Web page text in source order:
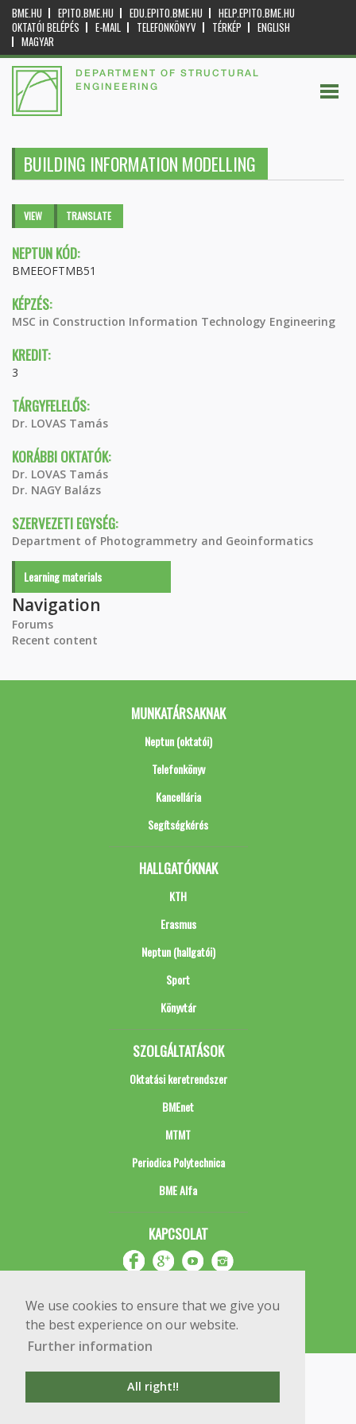
We use cookies to ensure that we give you
the best experience on our website.
Further information
All right!!
BME.HU EPITO.BME.HU EDU.EPITO.BME.HU
HELP.EPITO.BME.HU
OKTATÓI BELÉPÉS
E-MAIL TELEFONKÖNYV TÉRKÉP
ENGLISH
MAGYAR
DEPARTMENT OF STRUCTURAL
ENGINEERING
BUILDING INFORMATION MODELLING
Primary tabs
VIEW (ACTIVETRANSLATE
NEPTUN KÓD:
BMEEOFTMB51
KÉPZÉS:
MSC in Construction Information Technology Engineering
KREDIT:
3
TÁRGYFELELŐS:
Dr. LOVAS Tamás
KORÁBBI OKTATÓK:
Dr. LOVAS Tamás
Dr. NAGY Balázs
SZERVEZETI EGYSÉG:
Department of Photogrammetry and Geoinformatics
Learning materials
Navigation
Forums
Recent content
MUNKATÁRSAKNAK
Neptun (oktatói)
Telefonkönyv
Kancellária
Segítségkérés
HALLGATÓKNAK
KTH
Erasmus
Neptun (hallgatói)
Sport
Könyvtár
SZOLGÁLTATÁSOK
Oktatási keretrendszer
BMEnet
MTMT
Periodica Polytechnica
BME Alfa
KAPCSOLAT
Copyright © 2020 BME Építőmérnöki Kar
1111 Budapest, Műegyetem rkp. 3.